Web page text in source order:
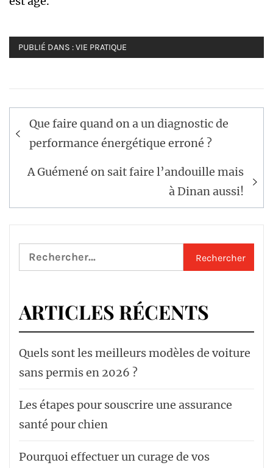
PUBLIÉ DANS :VIE PRATIQUE
Navigation
de
l’article
Que faire quand on a un diagnostic de
performance énergétique erroné ?
A Guémené on sait faire l’andouille mais
à Dinan aussi!
Rechercher :
ARTICLES RÉCENTS
Quels sont les meilleurs modèles de voiture
sans permis en 2026 ?
Les étapes pour souscrire une assurance
santé pour chien
Pourquoi effectuer un curage de vos